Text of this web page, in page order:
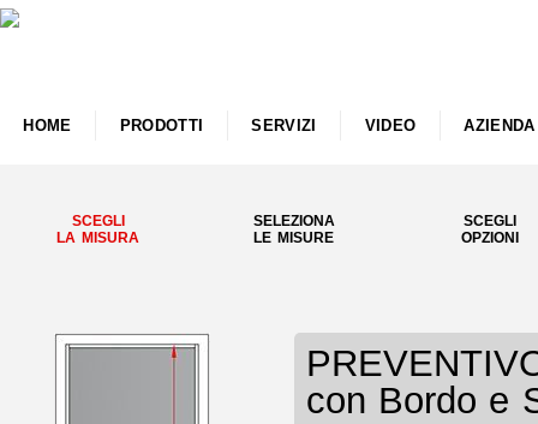
HOME PRODOTTI SERVIZI VIDEO AZIENDA
SCEGLI
LA MISURA
SELEZIONA
LE MISURE
SCEGLI
OPZIONI
con Bordo e